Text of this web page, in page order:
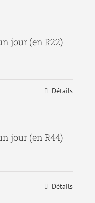
jour (en R22)
Détails
jour (en R44)
Détails